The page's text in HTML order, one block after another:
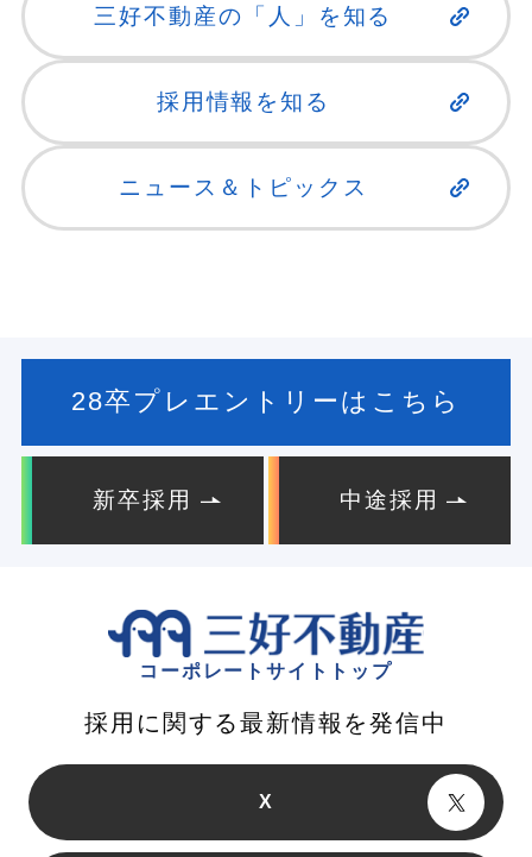
三好不動産の「人」を知る
採用情報を知る
ニュース＆トピックス
28卒プレエントリーはこちら
新卒採用 中途採用
コーポレートサイトトップ
採用に関する最新情報を発信中
X